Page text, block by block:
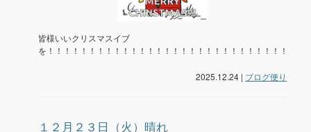
皆様いいクリスマスイブ
を！！！！！！！！！！！！！！！！！！！！！！！！！！！！！！
2025.12.24 | ブログ便り
１２月２３日（火）晴れ